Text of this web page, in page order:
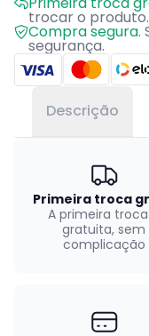
trocar o produto.
Compra segura.
segurança.
Descrição
Primeira troca
A primeira
gratuita, sem
complicação